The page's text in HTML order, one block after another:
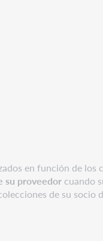
en función de los
su proveedor cuando
de su socio